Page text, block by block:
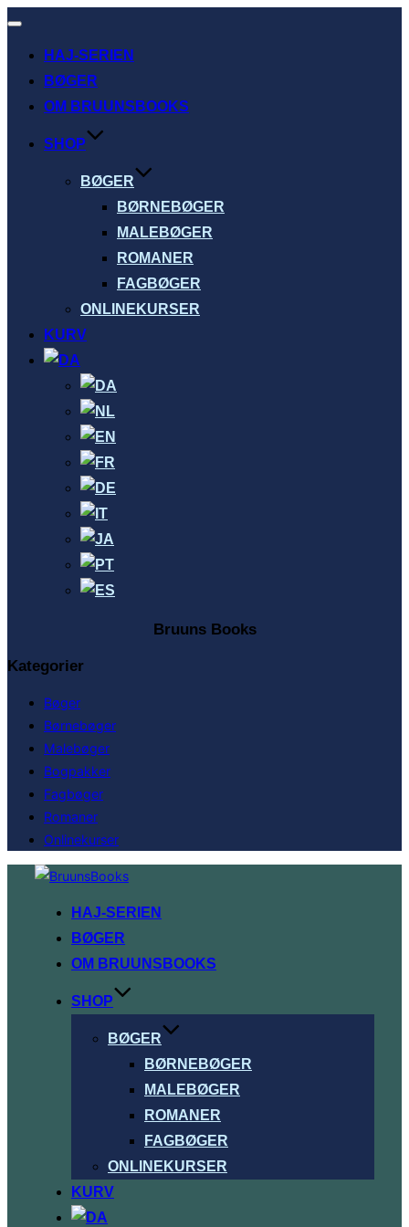
Slå
til/fraHAJ-SERIEN
BØGER
OM BRUUNSBOOKS
SHOP
BØGER
BØRNEBØGER
MALEBØGER
ROMANER
FAGBØGER
ONLINEKURSER
KURV
Bruuns Books
Kategorier
Bøger
Børnebøger
Malebøger
Bogpakker
Fagbøger
Romaner
Onlinekurser
Videre
HAJ-SERIEN
BØGER
OM BRUUNSBOOKS
SHOP
BØGER
BØRNEBØGER
MALEBØGER
ROMANER
FAGBØGER
ONLINEKURSER
KURV